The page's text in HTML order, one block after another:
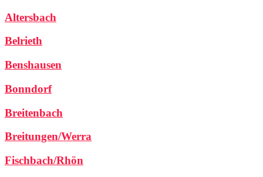
Altersbach
Belrieth
Benshausen
Bonndorf
Breitenbach
Breitungen/Werra
Fischbach/Rhön